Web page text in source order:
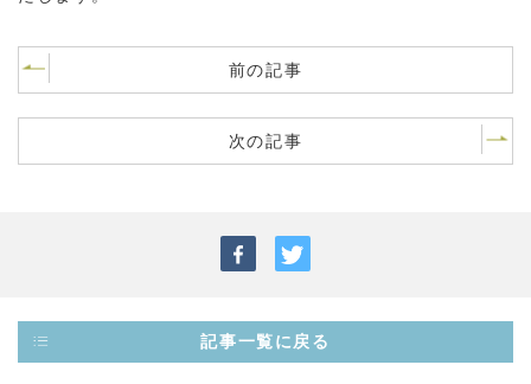
前の記事
次の記事
記事一覧に戻る